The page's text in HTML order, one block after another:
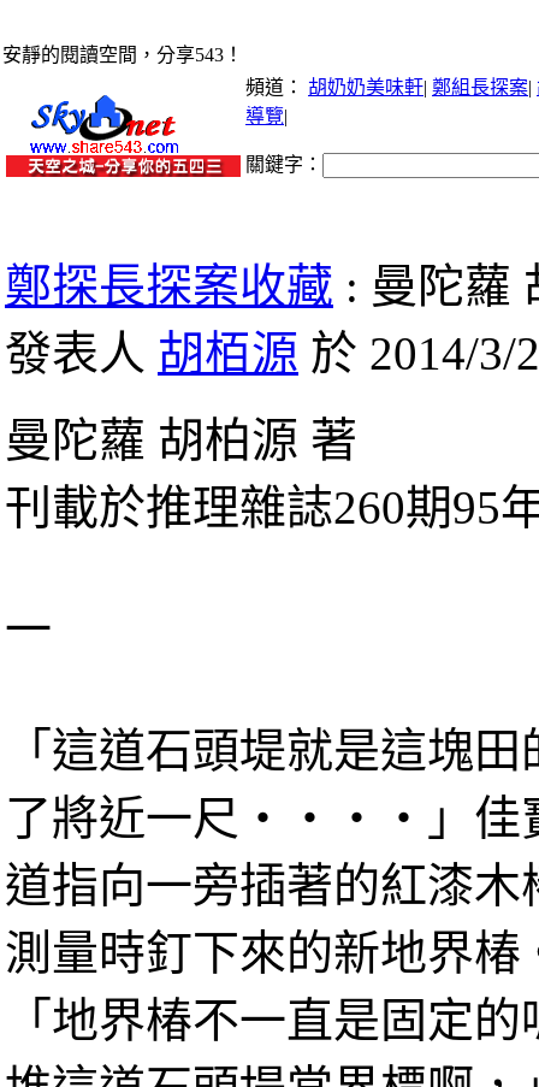
安靜的閱讀空間，分享543！
頻道： 胡奶奶美味軒| 鄭組長探案|
導覽|
關鍵字：
鄭探長探案收藏 : 曼陀蘿
發表人 胡栢源 於 2014/3/
曼陀蘿 胡柏源 著
刊載於推理雜誌260期95
一
「這道石頭堤就是這塊
了將近一尺‧‧‧‧」佳
道指向一旁插著的紅漆
測量時釘下來的新地界椿
「地界椿不一直是固定